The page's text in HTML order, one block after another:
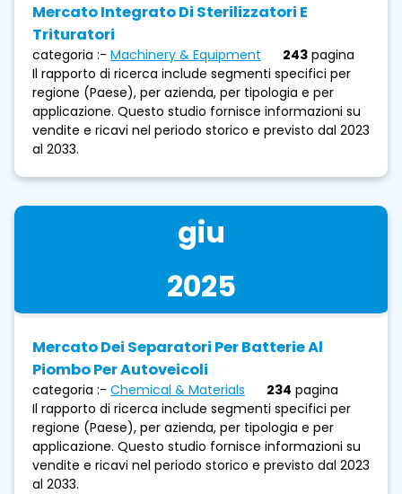
Mercato Integrato Di Sterilizzatori E
Trituratori
categoria :- Machinery & Equipment 243 pagina
Il rapporto di ricerca include segmenti specifici per
regione (Paese), per azienda, per tipologia e per
applicazione. Questo studio fornisce informazioni su
vendite e ricavi nel periodo storico e previsto dal 2023
al 2033.
giu
2025
Mercato Dei Separatori Per Batterie Al
Piombo Per Autoveicoli
categoria :- Chemical & Materials 234 pagina
Il rapporto di ricerca include segmenti specifici per
regione (Paese), per azienda, per tipologia e per
applicazione. Questo studio fornisce informazioni su
vendite e ricavi nel periodo storico e previsto dal 2023
al 2033.